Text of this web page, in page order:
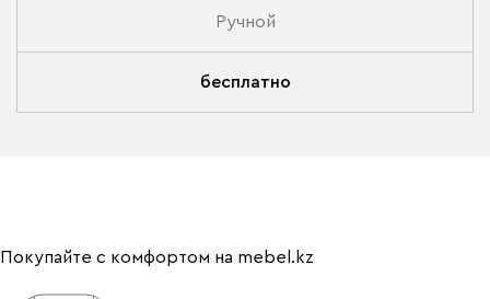
Ручной
бесплатно
Покупайте с комфортом на mebel.kz